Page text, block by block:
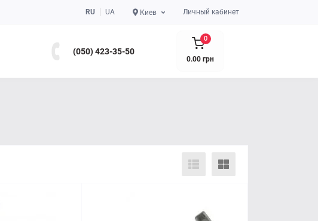
RU UA Киев Личный кабинет
(050) 423-35-50
0
0.00 грн